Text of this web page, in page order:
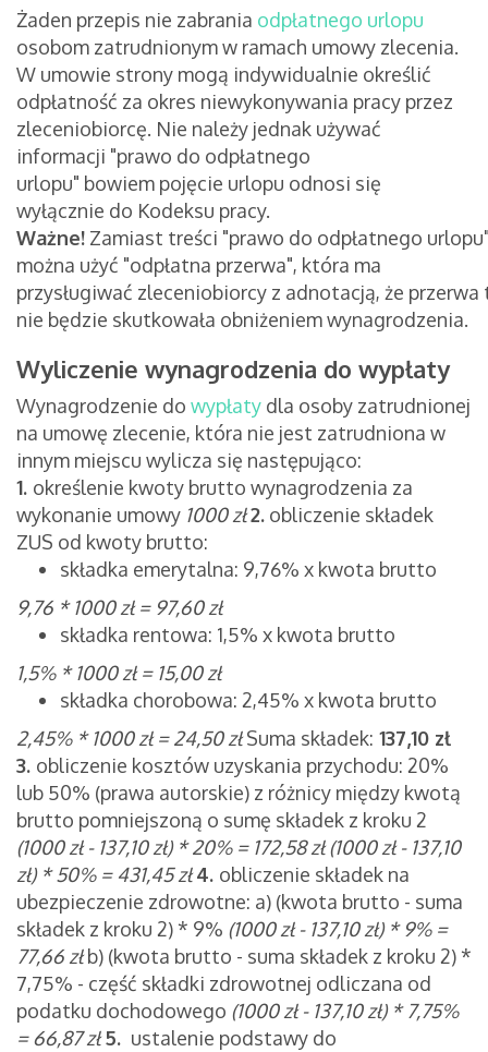
Żaden przepis nie zabrania odpłatnego urlopu
osobom zatrudnionym w ramach umowy zlecenia.
W umowie strony mogą indywidualnie określić
odpłatność za okres niewykonywania pracy przez
zleceniobiorcę. Nie należy jednak używać
informacji "prawo do odpłatnego
urlopu" bowiem pojęcie urlopu odnosi się
wyłącznie do Kodeksu pracy.
Ważne! Zamiast treści "prawo do odpłatnego
można użyć "odpłatna przerwa", która ma
przysługiwać zleceniobiorcy z adnotacją, że przerwa
nie będzie skutkowała obniżeniem wynagrodzenia.
Wyliczenie wynagrodzenia do wypłaty
Wynagrodzenie do wypłaty dla osoby zatrudnionej
na umowę zlecenie, która nie jest zatrudniona w
innym miejscu wylicza się następująco:
1. określenie kwoty brutto wynagrodzenia za
wykonanie umowy 1000 zł2. obliczenie składek
ZUS od kwoty brutto:
składka emerytalna: 9,76% x kwota brutto
9,76 * 1000 zł = 97,60 zł
składka rentowa: 1,5% x kwota brutto
1,5% * 1000 zł = 15,00zł
składka chorobowa: 2,45% x kwota brutto
2,45% * 1000 zł =24,50 zł Suma składek: 137,10 zł
3. obliczenie kosztów uzyskania przychodu: 20%
lub 50% (prawa autorskie) z różnicy między kwotą
brutto pomniejszoną o sumę składek z kroku 2
(1000 zł - 137,10 zł) * 20% = 172,58 zł (1000 zł - 137,10
zł) * 50% = 431,45 zł 4. obliczenie składek na
ubezpieczenie zdrowotne: a) (kwota brutto - suma
składek z kroku 2) * 9% (1000 zł - 137,10 zł) * 9% =
77,66 zł b) (kwota brutto - suma składek z kroku 2) *
7,75% - część składki zdrowotnej odliczana od
podatku dochodowego (1000 zł - 137,10 zł) * 7,75%
= 66,87 zł 5. ustalenie podstawy do